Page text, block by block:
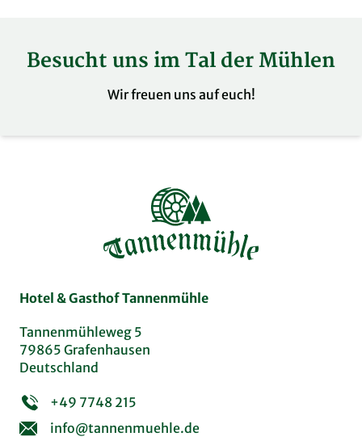
Besucht uns im Tal der Mühlen
Wir freuen uns auf euch!
Hotel & Gasthof Tannenmühle
Tannenmühleweg 5
79865 Grafenhausen
Deutschland
+49 7748 215
info@tannenmuehle.de